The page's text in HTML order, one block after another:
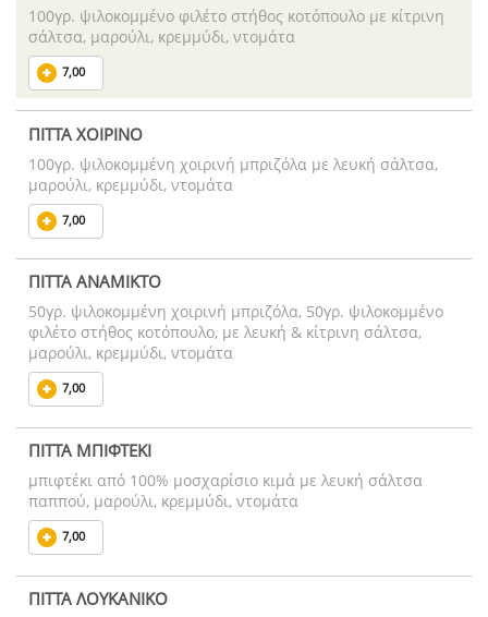
100γρ. ψιλοκομμένο φιλέτο στήθος κοτόπουλο με κίτρινη
σάλτσα, μαρούλι, κρεμμύδι, ντομάτα
7,00
ΠΙΤΤΑ ΧΟΙΡΙΝΟ
100γρ. ψιλοκομμένη χοιρινή μπριζόλα με λευκή σάλτσα,
μαρούλι, κρεμμύδι, ντομάτα
7,00
ΠΙΤΤΑ ΑΝΑΜΙΚΤΟ
50γρ. ψιλοκομμένη χοιρινή μπριζόλα, 50γρ. ψιλοκομμένο
φιλέτο στήθος κοτόπουλο, με λευκή & κίτρινη σάλτσα,
μαρούλι, κρεμμύδι, ντομάτα
7,00
ΠΙΤΤΑ ΜΠΙΦΤΕΚΙ
μπιφτέκι από 100% μοσχαρίσιο κιμά με λευκή σάλτσα
παππού, μαρούλι, κρεμμύδι, ντομάτα
7,00
ΠΙΤΤΑ ΛΟΥΚΑΝΙΚΟ